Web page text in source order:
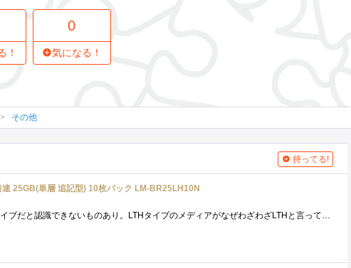
！
0
気になる！
その他
持ってる!
25GB(単層 追記型) 10枚パック LM-BR25LH10N
LTHメディアは古い外付けブルーレイドライブだと認識できないものあり。LTHタイプのメディアがなぜわざわざLTHと言っているかというと、従来のBD...